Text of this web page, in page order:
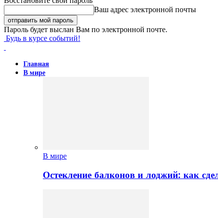
Ваш адрес электронной почты
Пароль будет выслан Вам по электронной почте.
Будь в курсе событий!
Главная
В мире
В мире
Остекление балконов и лоджий: как